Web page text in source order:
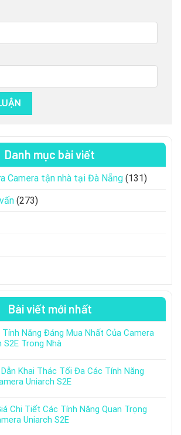
Danh mục bài viết
Camera tận nhà tại Đà Nẵng (131)
(273)
Bài viết mới nhất
Tính Năng Đáng Mua Nhất Của Camera
S2E Trong Nhà
Khai Thác Tối Đa Các Tính Năng
Uniarch S2E
Chi Tiết Các Tính Năng Quan Trọng
Uniarch S2E